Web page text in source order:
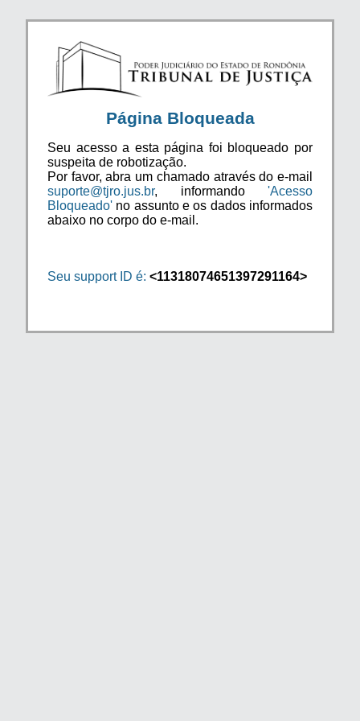
Página Bloqueada
Seu acesso a esta página foi bloqueado por
suspeita de robotização.
Por favor, abra um chamado através do e-mail
suporte@tjro.jus.br, informando 'Acesso
Bloqueado' no assunto e os dados informados
abaixo no corpo do e-mail.
Seu support ID é: <11318074651397291164>